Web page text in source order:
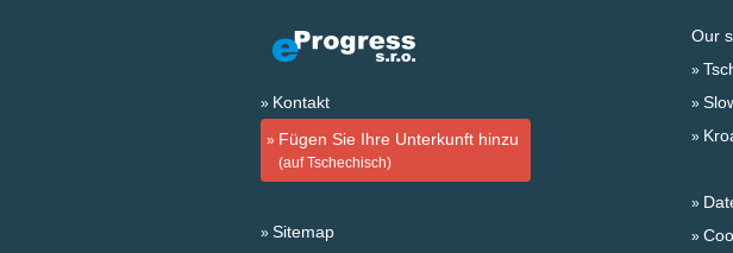
Kontakt
Fügen Sie Ihre Unterkunft hinzu
(auf Tschechisch)
Sitemap
Our